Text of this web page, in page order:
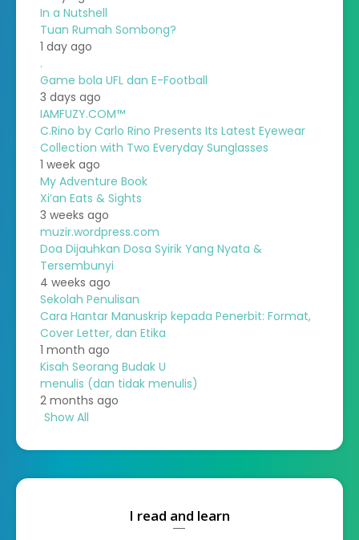
In a Nutshell
Tuan Rumah Sombong?
1 day ago
.
Game bola UFL dan E-Football
3 days ago
IAMFUZY.COM™
C.Rino by Carlo Rino Presents Its Latest Eyewear
Collection with Two Everyday Sunglasses
1 week ago
My Adventure Book
Xi’an Eats & Sights
3 weeks ago
muzir.wordpress.com
Doa Dijauhkan Dosa Syirik Yang Nyata &
Tersembunyi
4 weeks ago
Sekolah Penulisan
Cara Hantar Manuskrip kepada Penerbit: Format,
Cover Letter, dan Etika
1 month ago
Kisah Seorang Budak U
menulis (dan tidak menulis)
2 months ago
Show All
I read and learn